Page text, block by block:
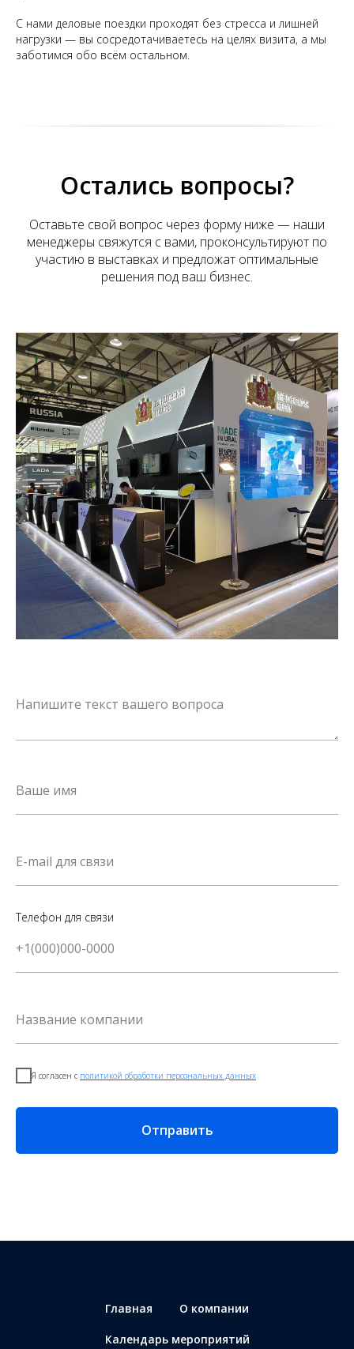
С нами деловые поездки проходят без стресса и лишней
нагрузки — вы сосредотачиваетесь на целях визита, а мы
заботимся обо всём остальном.
Остались вопросы?
Оставьте свой вопрос через форму ниже — наши
менеджеры свяжутся с вами, проконсультируют по
участию в выставках и предложат оптимальные
решения под ваш бизнес.
Телефон для связи
Я согласен с политикой обработки персональных данных
Отправить
Главная О компании
Календарь мероприятий